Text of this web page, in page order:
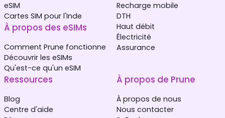
eSIM
Cartes SIM pour l'Inde
À propos des eSIMs
Comment Prune fonctionne
Découvrir les eSIMs
Qu'est-ce qu'un eSIM
Recharge mobile
DTH
Haut débit
Électricité
Assurance
Ressources
Blog
Centre d'aide
À propos de Prune
À propos de nous
Nous contacter